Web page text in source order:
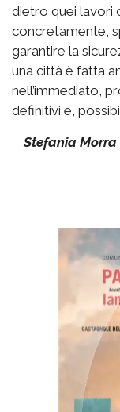
dietro quei lavori
concretamente,
garantire la
una città è fatta
nell’immediato,
definitivi e,
Stefania Morra